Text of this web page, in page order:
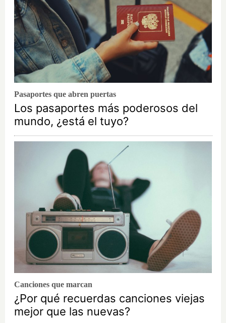
Pasaportes que abren puertas
Los pasaportes más poderosos del
mundo, ¿está el tuyo?
Canciones que marcan
¿Por qué recuerdas canciones viejas
mejor que las nuevas?